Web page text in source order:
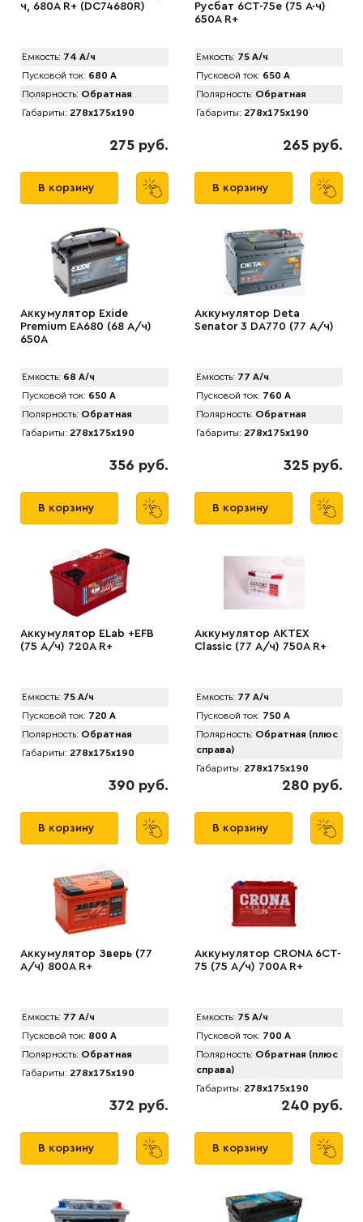
ч, 680A R+ (DC74680R)
Емкость: 74 А/ч
Пусковой ток: 680 А
Полярность: Обратная
Габариты: 278x175x190
275 руб.
В корзину
Русбат 6СТ-75е (75 А·ч)
650A R+
Емкость: 75 А/ч
Пусковой ток: 650 А
Полярность: Обратная
Габариты: 278x175x190
265 руб.
В корзину
Аккумулятор Exide
Premium EA680 (68 А/ч)
650A
Емкость: 68 А/ч
Пусковой ток: 650 А
Полярность: Обратная
Габариты: 278x175x190
356 руб.
В корзину
Аккумулятор Deta
Senator 3 DA770 (77 А/ч)
Емкость: 77 А/ч
Пусковой ток: 760 А
Полярность: Обратная
Габариты: 278x175x190
325 руб.
В корзину
Аккумулятор ELab +EFB
(75 А/ч) 720A R+
Емкость: 75 А/ч
Пусковой ток: 720 А
Полярность: Обратная
Габариты: 278x175x190
390 руб.
В корзину
Аккумулятор АКТЕХ
Classic (77 А/ч) 750A R+
Емкость: 77 А/ч
Пусковой ток: 750 А
Полярность: Обратная (плюс
справа)
Габариты: 278x175x190
280 руб.
В корзину
Аккумулятор Зверь (77
А/ч) 800A R+
Емкость: 77 А/ч
Пусковой ток: 800 А
Полярность: Обратная
Габариты: 278x175x190
372 руб.
В корзину
Аккумулятор CRONA 6CT-
75 (75 А/ч) 700A R+
Емкость: 75 А/ч
Пусковой ток: 700 А
Полярность: Обратная (плюс
справа)
Габариты: 278x175x190
240 руб.
В корзину